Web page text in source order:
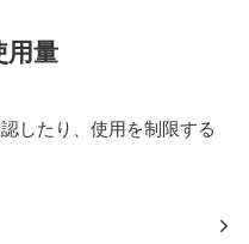
用量
したり、使用を制限する